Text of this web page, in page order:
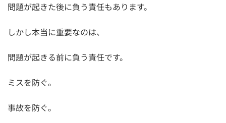
問題が起きた後に負う責任もあります。
しかし本当に重要なのは、
問題が起きる前に負う責任です。
ミスを防ぐ。
事故を防ぐ。